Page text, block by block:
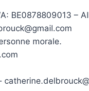
BE0878809013 –
morale.